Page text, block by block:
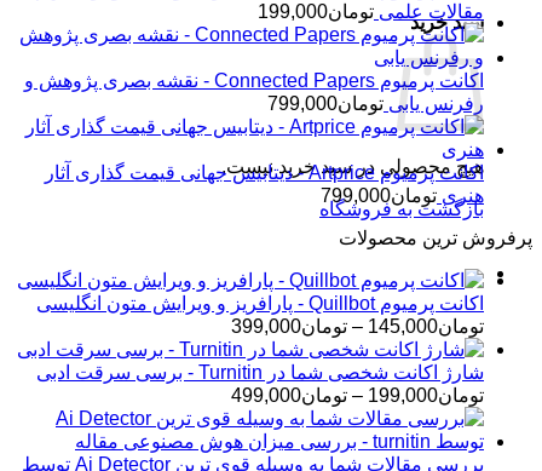
سبد خرید
هیچ محصولی در سبد خرید نیست.
بازگشت به فروشگاه
مقالات علمی تومان199,000
اکانت پرمیوم Connected Papers - نقشه بصری پژوهش و
رفرنس یابی تومان799,000
اکانت پرمیوم Artprice - دیتابیس جهانی قیمت ‌گذاری آثار
هنری تومان799,000
پرفروش ترین محصولات
اکانت پرمیوم Quillbot - پارافریز و ویرایش متون انگلیسی
تومان145,000
– تومان399,000محدوده
قیمت:
تومان145,000
تا
تومان399,000
شارژ اکانت شخصی شما در Turnitin - برسی سرقت ادبی
تومان199,000
– تومان499,000محدوده
قیمت:
تومان199,000
تا
بررسی مقالات شما به وسیله قوی ترین Ai Detector توسط